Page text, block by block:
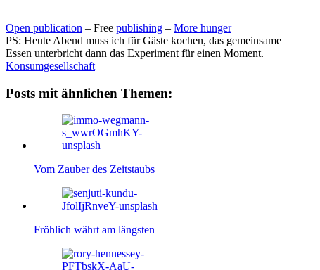
Open publication – Free publishing – More hunger
PS: Heute Abend muss ich für Gäste kochen, das gemeinsame
Essen unterbricht dann das Experiment für einen Moment.
Konsumgesellschaft
Posts mit ähnlichen Themen:
Vom Zauber des Zeitstaubs
Fröhlich währt am längsten